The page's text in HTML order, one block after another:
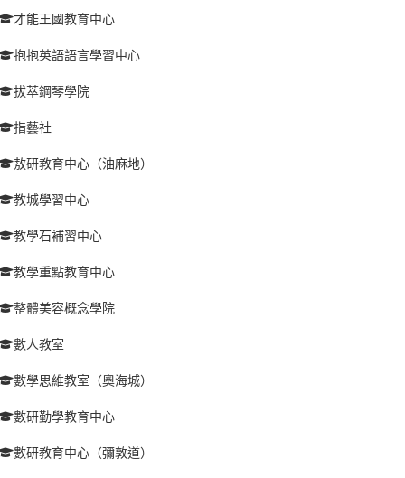
才能王國教育中心
抱抱英語語言學習中心
拔萃鋼琴學院
指藝社
敖研教育中心（油麻地）
教城學習中心
教學石補習中心
教學重點教育中心
整體美容概念學院
數人教室
數學思維教室（奧海城）
數研勤學教育中心
數研教育中心（彌敦道）